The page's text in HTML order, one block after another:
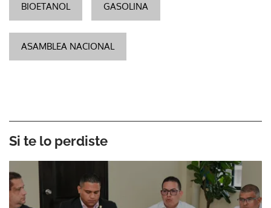
BIOETANOL GASOLINA
ASAMBLEA NACIONAL
Si te lo perdiste